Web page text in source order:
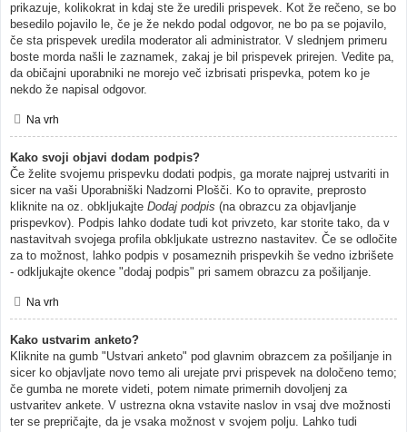
prikazuje, kolikokrat in kdaj ste že uredili prispevek. Kot že rečeno, se bo
besedilo pojavilo le, če je že nekdo podal odgovor, ne bo pa se pojavilo,
če sta prispevek uredila moderator ali administrator. V slednjem primeru
boste morda našli le zaznamek, zakaj je bil prispevek prirejen. Vedite pa,
da običajni uporabniki ne morejo več izbrisati prispevka, potem ko je
nekdo že napisal odgovor.
Na vrh
Kako svoji objavi dodam podpis?
Če želite svojemu prispevku dodati podpis, ga morate najprej ustvariti in
sicer na vaši Uporabniški Nadzorni Plošči. Ko to opravite, preprosto
kliknite na oz. obkljukajte Dodaj podpis (na obrazcu za objavljanje
prispevkov). Podpis lahko dodate tudi kot privzeto, kar storite tako, da v
nastavitvah svojega profila obkljukate ustrezno nastavitev. Če se odločite
za to možnost, lahko podpis v posameznih prispevkih še vedno izbrišete
- odkljukajte okence "dodaj podpis" pri samem obrazcu za pošiljanje.
Na vrh
Kako ustvarim anketo?
Kliknite na gumb "Ustvari anketo" pod glavnim obrazcem za pošiljanje in
sicer ko objavljate novo temo ali urejate prvi prispevek na določeno temo;
če gumba ne morete videti, potem nimate primernih dovoljenj za
ustvaritev ankete. V ustrezna okna vstavite naslov in vsaj dve možnosti
ter se prepričajte, da je vsaka možnost v svojem polju. Lahko tudi